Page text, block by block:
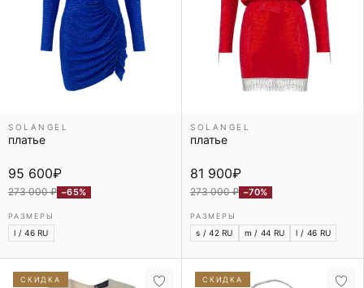
SOLANGEL
платье
95 600₽
273 000 ₽ −65%
РАЗМЕРЫ
l / 46 RU
SOLANGEL
платье
81 900₽
273 000 ₽ −70%
РАЗМЕРЫ
s / 42 RU m / 44 RU l / 46 RU
СКИДКА СКИДКА